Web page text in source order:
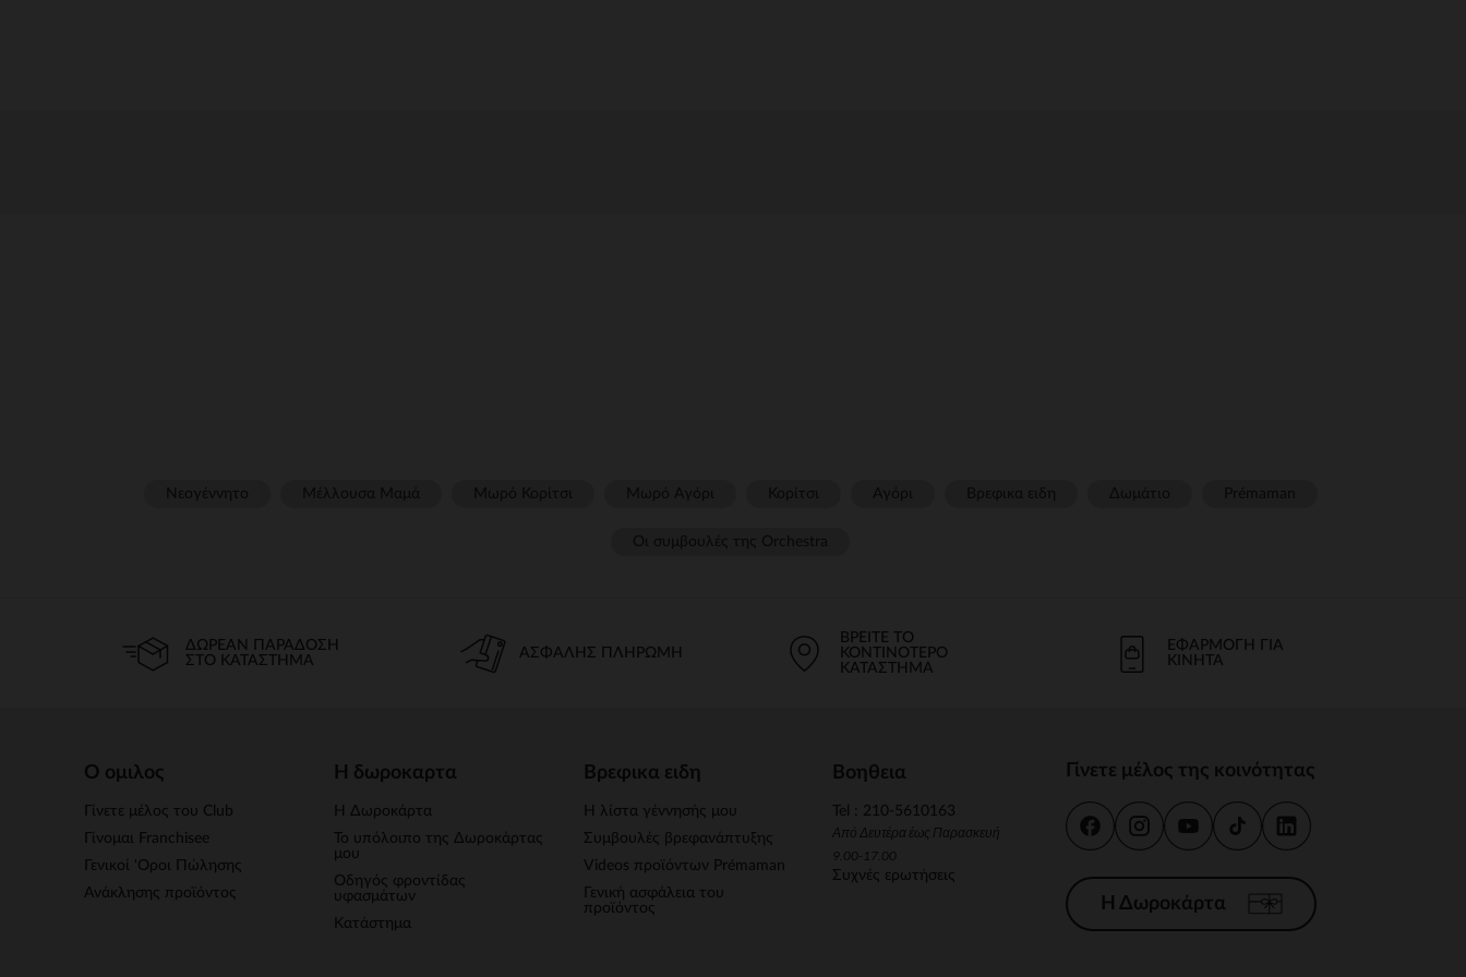
ΔΩΡΕΆΝ ΠΑΡΆΔΟΣΗ
ΣΤΟ ΚΑΤΆΣΤΗΜΑ
ΑΣΦΑΛΉΣ ΠΛΗΡΩΜΉ
ΒΡΕΊΤΕ ΤΟ
ΚΟΝΤΙΝΌΤΕΡΟ
ΚΑΤΆΣΤΗΜΑ
ΕΦΑΡΜΟΓΉ ΓΙΑ
ΚΙΝΗΤΆ
Ο ομιλος
Γίνετε μέλος του Club
Γίνομαι Franchisee
Γενικοί 'Οροι Πώλησης
Ανάκλησης προϊόντος
Η δωροκαρτα
Η Δωροκάρτα
Το υπόλοιπο της Δωροκάρτας
μου
Οδηγός φροντίδας
υφασμάτων
Κατάστημα
Βρεφικα ειδη
Η λίστα γέννησής μου
Συμβουλές βρεφανάπτυξης
Videos προϊόντων Prémaman
Γενική ασφάλεια του
προϊόντος
Βοηθεια
Tel : 210-5610163
Από Δευτέρα έως Παρασκευή
9.00-17.00
Συχνές ερωτήσεις
Γίνετε μέλος της κοινότητας
Η Δωροκάρτα